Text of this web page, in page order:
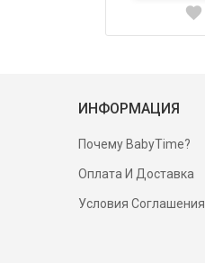
ИНФОРМАЦИЯ
Почему BabyTime?
Оплата И Доставка
Условия Соглашения